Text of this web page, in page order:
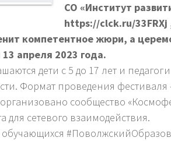
СО «Институт
https://clck.ru/33FRXj
компетентное жюри, а
апреля 2023 года.
дети с 5 до 17 лет и
Формат проведения фестиваля
сообщество
сетевого взаимодействия.